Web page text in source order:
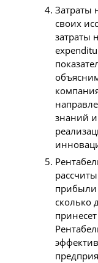
Затраты
своих
затраты
знаний
прибыли
сколько